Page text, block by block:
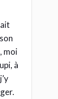
moi
à